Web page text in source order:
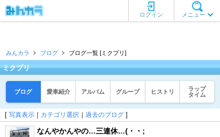
メニュー
ログイン
みんカラ ブログ ブログ一覧 [ミクプリ]
ミクプリ
ブログ 愛車紹介 アルバム グループ ヒストリ
ラップ
タイム
[ 写真表示 ｜ カテゴリ選択 ｜ 過去のブログ ]
なんやかんやの…三連休…(・・;